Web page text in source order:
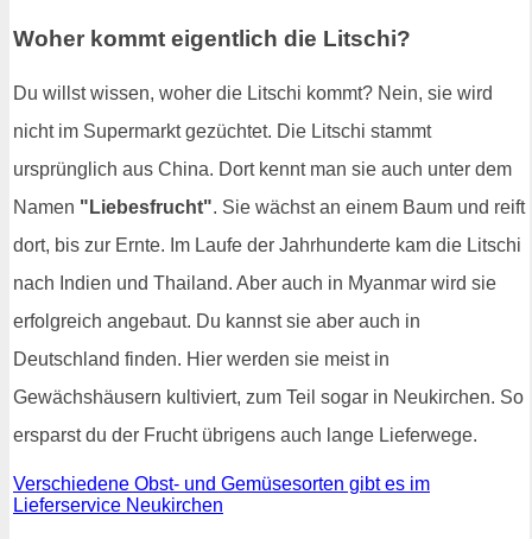
Woher kommt eigentlich die Litschi?
Du willst wissen, woher die Litschi kommt? Nein, sie wird
nicht im Supermarkt gezüchtet. Die Litschi stammt
ursprünglich aus China. Dort kennt man sie auch unter dem
Namen "Liebesfrucht". Sie wächst an einem Baum und reift
dort, bis zur Ernte. Im Laufe der Jahrhunderte kam die Litschi
nach Indien und Thailand. Aber auch in Myanmar wird sie
erfolgreich angebaut. Du kannst sie aber auch in
Deutschland finden. Hier werden sie meist in
Gewächshäusern kultiviert, zum Teil sogar in Neukirchen. So
ersparst du der Frucht übrigens auch lange Lieferwege.
Verschiedene Obst- und Gemüsesorten gibt es im
Lieferservice Neukirchen